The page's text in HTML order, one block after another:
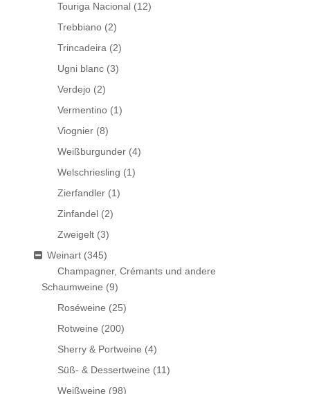
Touriga Nacional (12)
Trebbiano (2)
Trincadeira (2)
Ugni blanc (3)
Verdejo (2)
Vermentino (1)
Viognier (8)
Weißburgunder (4)
Welschriesling (1)
Zierfandler (1)
Zinfandel (2)
Zweigelt (3)
Weinart (345)
Champagner, Crémants und andere
Schaumweine (9)
Roséweine (25)
Rotweine (200)
Sherry & Portweine (4)
Süß- & Dessertweine (11)
Weißweine (98)